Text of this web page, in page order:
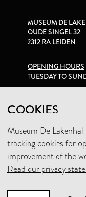
COOKIES
Museum De
tracking cookies for
improvement of the
Read our privacy
MUSEUM DE
OUDE SINGEL 32
2312 RA LEIDEN
OPENING HOURS
TUESDAY TO
+31 (0)71 5165360
SUPPORT THE